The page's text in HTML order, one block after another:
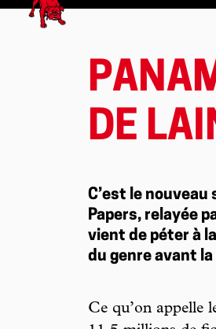
DE
C’est le nouveau
Papers, relayée
vient de péter à
du genre avant la
Ce qu’on appelle